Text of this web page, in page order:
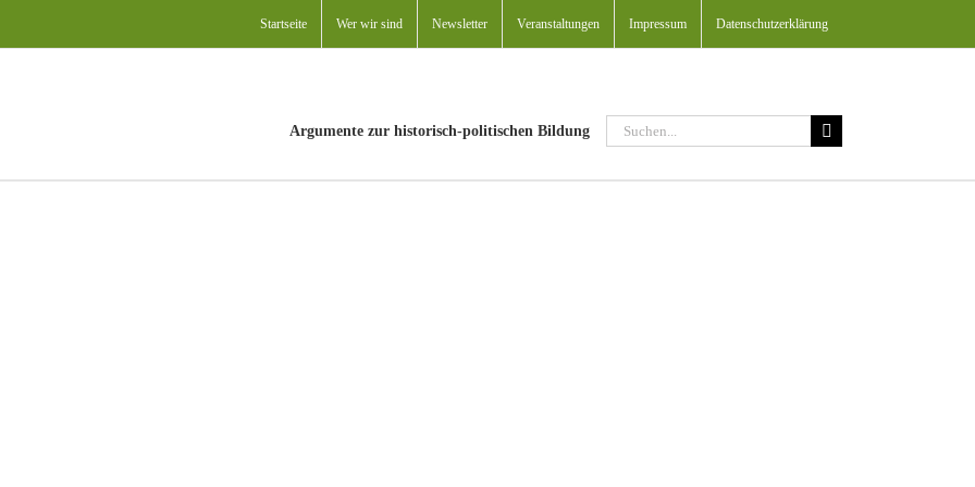
Startseite Wer wir sind Newsletter Veranstaltungen Impressum Datenschutzerklärung
Argumente zur historisch-politischen Bildung
Suche
nach: